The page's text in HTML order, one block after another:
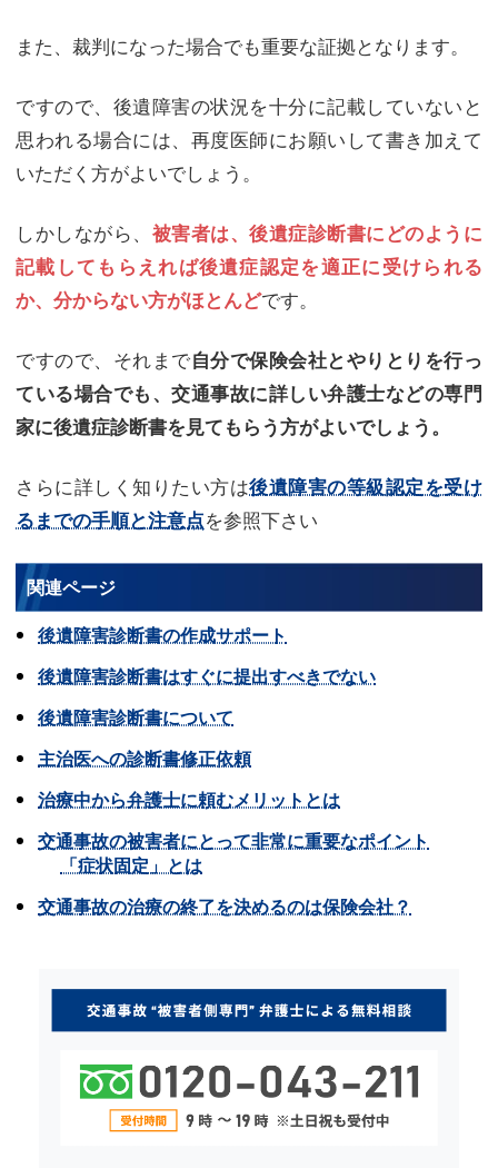
また、裁判になった場合でも重要な証拠となります。
ですので、後遺障害の状況を十分に記載していないと
思われる場合には、再度医師にお願いして書き加えて
いただく方がよいでしょう。
しかしながら、 被害者は、後遺症診断書にどのように
記載してもらえれば後遺症認定を適正に受けられる
か、分からない方がほとんどです。
ですので、それまで自分で保険会社とやりとりを行っ
ている場合でも、交通事故に詳しい弁護士などの専門
家に後遺症診断書を見てもらう方がよいでしょう。
さらに詳しく知りたい方は後遺障害の等級認定を受け
るまでの手順と注意点を参照下さい
関連ページ
後遺障害診断書の作成サポート
後遺障害診断書はすぐに提出すべきでない
後遺障害診断書について
主治医への診断書修正依頼
治療中から弁護士に頼むメリットとは
交通事故の被害者にとって非常に重要なポイント
「症状固定」とは
交通事故の治療の終了を決めるのは保険会社？